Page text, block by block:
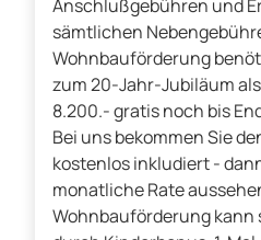
Anschlußgebühren und
sämtlichen
Wohnbauförderung
zum 20-Jahr-Jubiläum
8.200.- gratis noch bis
Bei uns bekommen Sie
kostenlos inkludiert -
monatliche Rate
Wohnbauförderung